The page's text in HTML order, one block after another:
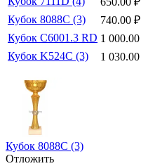
Кубок 8088C (3)
740.00 ₽
Кубок C6001.3 RD 1 000.00
Кубок K524C (3)
1 030.00
Кубок 8088C (3)
Отложить